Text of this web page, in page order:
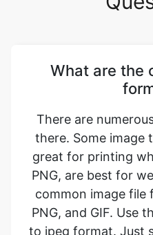
What are the
there. Some image
great for printing
PNG, are best for
common image file
PNG, and GIF. Use
to jpeg format. Just
want to convert to,
Your image will be
you can download